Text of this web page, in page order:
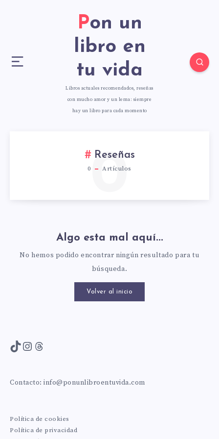
Pon un
libro en
tu vida
Libros actuales recomendados, reseñas
con mucho amor y un lema: siempre
hay un libro para cada momento
Reseñas
0 Artículos
0
Algo esta mal aquí...
No hemos podido encontrar ningún resultado para tu
búsqueda.
Volver al inicio
TikTok
Instagram
Threads
Contacto: info@ponunlibroentuvida.com
Política de cookies
Política de privacidad